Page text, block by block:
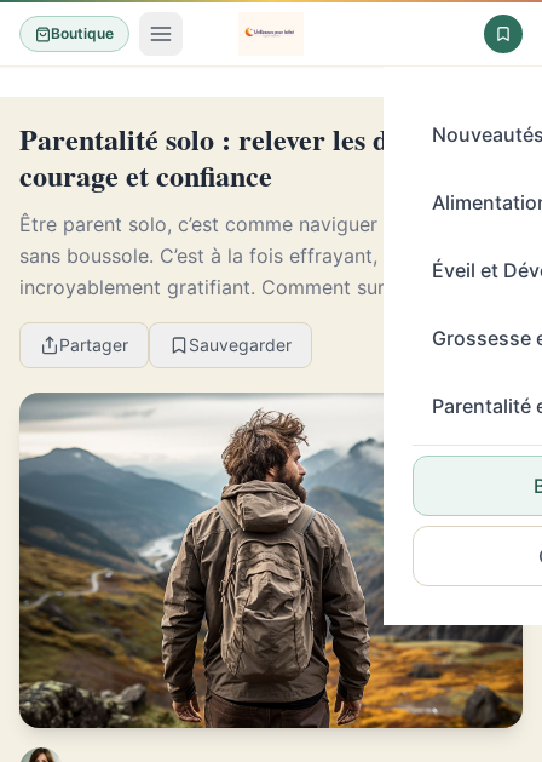
Boutique
Éveil et
Grossesse
Parentalité
Parentalité solo : relever les défis avec
courage et confiance
Être parent solo, c’est comme naviguer en haute mer
sans boussole. C’est à la fois effrayant, épuisant, mais
incroyablement gratifiant. Comment surmonter les
nombreux défis, qu’ils soient pratiques, é...
Partager Sauvegarder